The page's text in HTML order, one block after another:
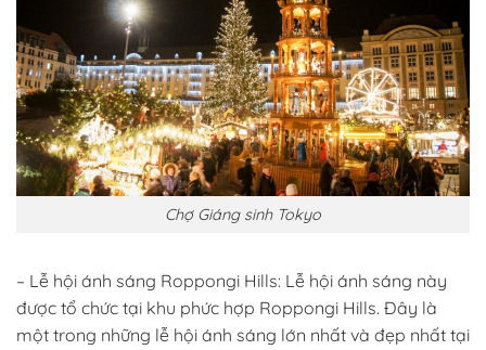
Chợ Giáng sinh Tokyo
– Lễ hội ánh sáng Roppongi Hills: Lễ hội ánh sáng này
được tổ chức tại khu phức hợp Roppongi Hills. Đây là
một trong những lễ hội ánh sáng lớn nhất và đẹp nhất tại